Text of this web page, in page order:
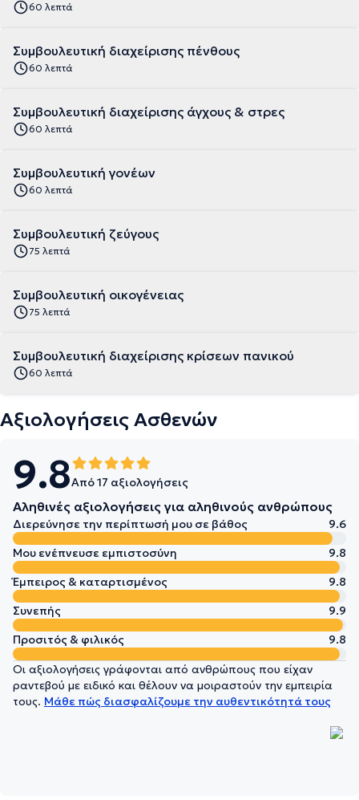
60 λεπτά
Συμβουλευτική διαχείρισης πένθους
60 λεπτά
Συμβουλευτική διαχείρισης άγχους & στρες
60 λεπτά
Συμβουλευτική γονέων
60 λεπτά
Συμβουλευτική ζεύγους
75 λεπτά
Συμβουλευτική οικογένειας
75 λεπτά
Συμβουλευτική διαχείρισης κρίσεων πανικού
60 λεπτά
Αξιολογήσεις Ασθενών
9.8Από 17 αξιολογήσεις
Αληθινές αξιολογήσεις για αληθινούς ανθρώπους
Διερεύνησε την περίπτωσή μου σε βάθος
9.6
Μου ενέπνευσε εμπιστοσύνη
9.8
Έμπειρος & καταρτισμένος
9.8
Συνεπής
9.9
Προσιτός & φιλικός
9.8
Οι αξιολογήσεις γράφονται από ανθρώπους που είχαν
ραντεβού με ειδικό και θέλουν να μοιραστούν την εμπειρία
τους. Μάθε πώς διασφαλίζουμε την αυθεντικότητά τους